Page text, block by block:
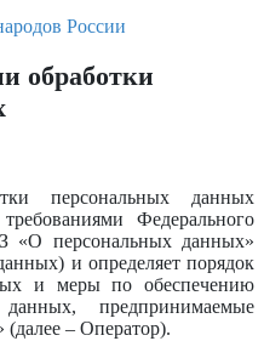
обработки
персональных данных
Федерального
«О персональных данных»
и определяет порядок
и меры по обеспечению
данных, предпринимаемые
(далее – Оператор).